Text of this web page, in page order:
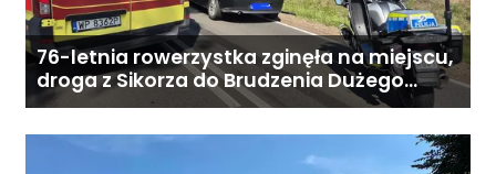
dni. - Stałe wsparcie
koordynatora oraz infolinię 24/7.
Koszt całodobowej opieki z
zamieszkaniem: od 6800 zł
miesięcznie. Ostateczna cena
zależy od zakresu opieki oraz
76-letnia rowerzystka zginęła na miejscu,
droga z Sikorza do Brudzenia Dużego
zablokowana